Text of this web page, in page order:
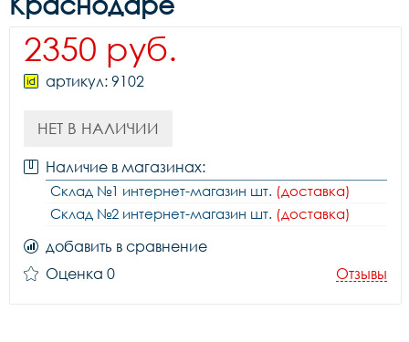
2350 руб.
артикул: 9102
НЕТ В НАЛИЧИИ
Наличие в магазинах:
Склад №1 интернет-магазин шт. (доставка)
Склад №2 интернет-магазин шт. (доставка)
добавить в сравнение
Оценка 0
Отзывы